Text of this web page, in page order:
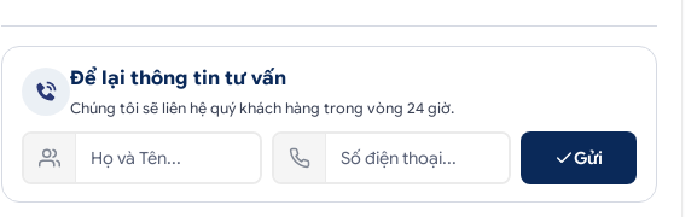
Để lại thông tin tư vấn
Chúng tôi sẽ liên hệ quý khách hàng trong vòng 24 giờ.
Gửi